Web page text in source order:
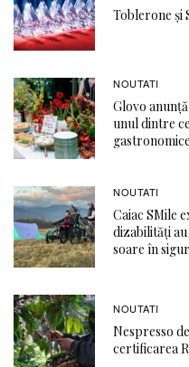
Toblerone și
NOUTATI
Glovo
unul dintre
NOUTATI
Caiac SMile
dizabilități
soare în
NOUTATI
Nespresso
certificarea